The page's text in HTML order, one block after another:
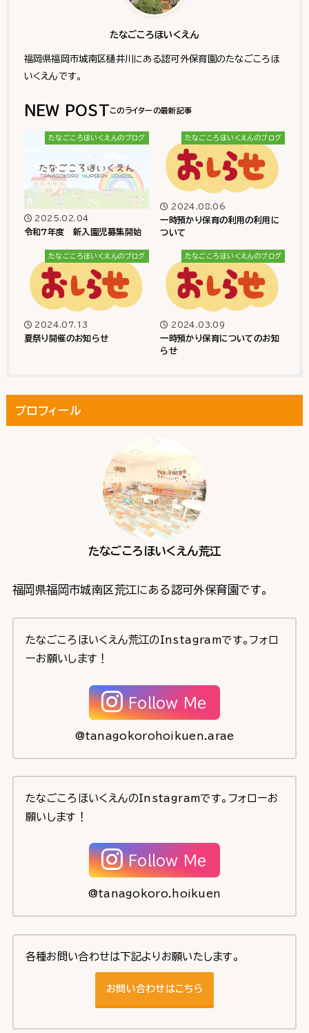
たなごころほいくえん
福岡県福岡市城南区樋井川にある認可外保育園のたなごころほ
いくえんです。
NEW POST
たなごころほいくえんのブログ
2025.02.04
令和7年度 新入園児募集開始
たなごころほいくえんのブログ
2024.08.06
一時預かり保育の利用の利用に
ついて
たなごころほいくえんのブログ
2024.07.13
夏祭り開催のお知らせ
たなごころほいくえんのブログ
2024.03.09
一時預かり保育についてのお知
らせ
プロフィール
たなごころほいくえん荒江
福岡県福岡市城南区荒江にある認可外保育園です。
たなごころほいくえん荒江のInstagramです。フォロ
ーお願いします！
Follow Me
@tanagokorohoikuen.arae
たなごころほいくえんのInstagramです。フォローお
願いします！
Follow Me
@tanagokoro.hoikuen
各種お問い合わせは下記よりお願いたします。
お問い合わせはこちら